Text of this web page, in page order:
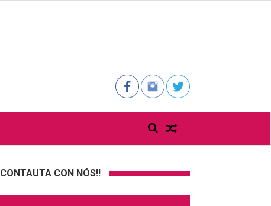
CONTAUTA CON NÓS!!